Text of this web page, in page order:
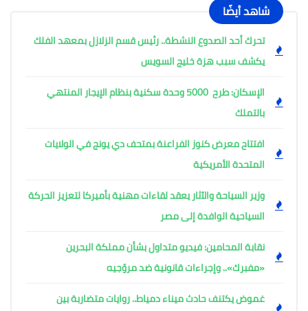
شاهد أيضًا
تحرك أحد الصدوع النشطة.. رئيس قسم الزلازل بمعهد الفلك
يكشف سبب هزة خليج السويس
الإسكان: طرح 5000 وحدة سكنية بنظام الإيجار المنتهي
بالتملك
افتتاح معرض كنوز الفراعنة بمتحف دي يونج في الولايات
المتحدة الأمريكية
وزير السياحة والآثار يعقد لقاءات مهنية بأميركا لتعزيز الحركة
السياحية الوافدة إلى مصر
نقابة المحامين: فيديو متداول بشأن مملكة البحرين
«مفبرك».. وإجراءات قانونية ضد مروّجيه
غموض يكتنف حادث ميناء دمياط.. روايات متضاربة بين